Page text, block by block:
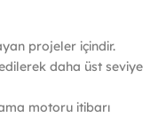
projeler içindir.
daha üst seviye
motoru itibarı